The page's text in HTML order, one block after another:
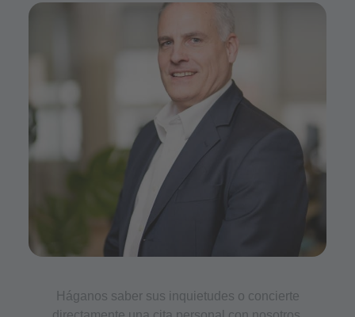
Háganos saber sus inquietudes o concierte